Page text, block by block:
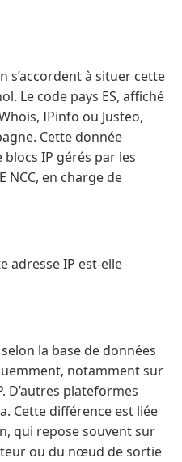
s’accordent à situer cette
Le code pays ES, affiché
IPinfo ou Justeo,
Cette donnée
blocs IP gérés par les
NCC, en charge de
adresse IP est-elle
la base de données
notamment sur
D’autres plateformes
Cette différence est liée
qui repose souvent sur
ou du nœud de sortie